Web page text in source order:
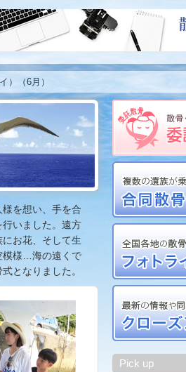
）（6月）
を想い、手を合
いました。遠方
お花、そして生
模様…海の遠くで
となりました。
Pick up